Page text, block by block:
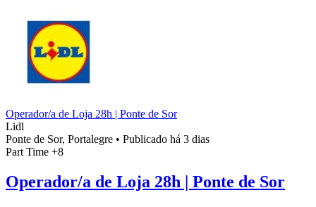
Operador/a de Loja 28h | Ponte de Sor
Lidl
Ponte de Sor, Portalegre • Publicado há 3 dias
Part Time +8
Operador/a de Loja 28h | Ponte de Sor